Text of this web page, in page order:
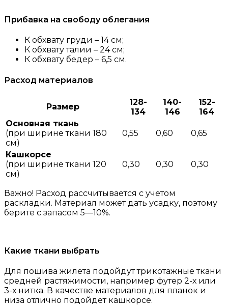
Прибавка на свободу облегания
К обхвату груди – 14 см;
К обхвату талии – 24 см;
К обхвату бедер – 6,5 см.
Расход материалов
Размер
128-
134
140-
146
152-
164
Основная ткань
(при ширине ткани 180
см)
0,55 0,60 0,65
Кашкорсе
(при ширине ткани 120
см)
0,30 0,30 0,30
Важно! Расход рассчитывается с учетом
раскладки. Материал может дать усадку, поэтому
берите с запасом 5—10%.
Какие ткани выбрать
Для пошива жилета подойдут трикотажные ткани
средней растяжимости, например футер 2-х или
3-х нитка. В качестве материалов для планок и
низа отлично подойдет кашкорсе.